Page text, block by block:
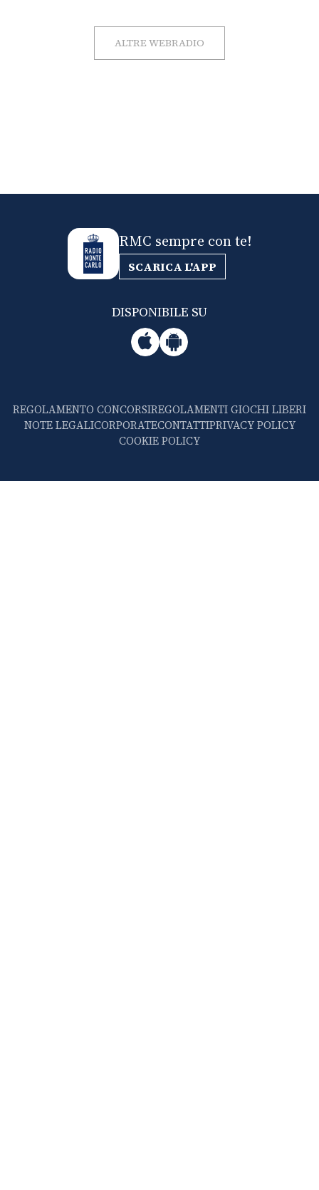
ALTRE WEBRADIO
RMC sempre con te!
SCARICA L'APP
DISPONIBILE SU
REGOLAMENTO CONCORSIREGOLAMENTI GIOCHI LIBERI
NOTE LEGALICORPORATECONTATTIPRIVACY POLICY
COOKIE POLICY